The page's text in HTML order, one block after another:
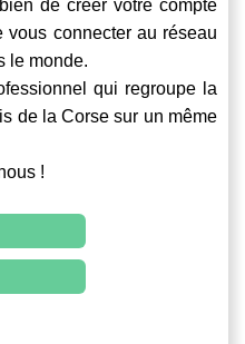
de créer votre compte
vous connecter au réseau
le monde.
qui regroupe la
de la Corse sur un même
!